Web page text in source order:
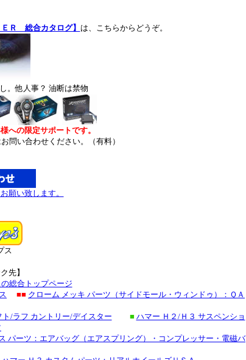
ＥＲ 総合カタログ】 は、こちらからどうぞ。
。他人事？ 油断は禁物
への限定サポートです。
問い合わせください。（有料）
願い致します。
ス
先】
総合トップページ
■■ クローム メッキ パーツ（サイドモール・ウィンドゥ）：ＱＡ
/ラフ カントリー/デイスター ■ ハマー Ｈ２/Ｈ３ サスペンショ
パーツ：エアバッグ（エアスプリング）・コンプレッサー・電磁バ